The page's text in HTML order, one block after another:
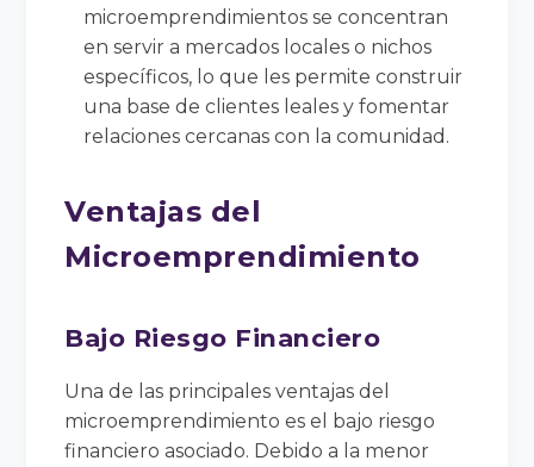
microemprendimientos se concentran
en servir a mercados locales o nichos
específicos, lo que les permite construir
una base de clientes leales y fomentar
relaciones cercanas con la comunidad.
Ventajas del
Microemprendimiento
Bajo Riesgo Financiero
Una de las principales ventajas del
microemprendimiento es el bajo riesgo
financiero asociado. Debido a la menor